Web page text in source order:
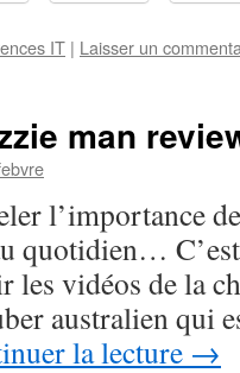
IT | Laisser un
man
l’importance
quotidien…
les vidéos de la
australien qui
la lecture →